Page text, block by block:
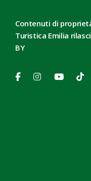
Contenuti di
Turistica Emilia
BY